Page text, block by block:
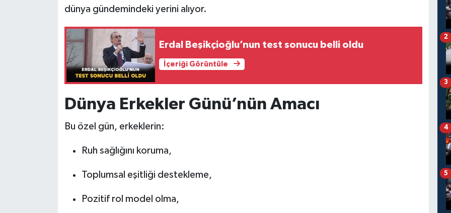
dünya gündemindeki yerini alıyor.
Erdal Beşikçioğlu’nun test sonucu belli oldu
İçeriği Görüntüle
Dünya Erkekler Günü’nün Amacı
Bu özel gün, erkeklerin:
Ruh sağlığını koruma,
Toplumsal eşitliği destekleme,
Pozitif rol model olma,
2
3
4
5